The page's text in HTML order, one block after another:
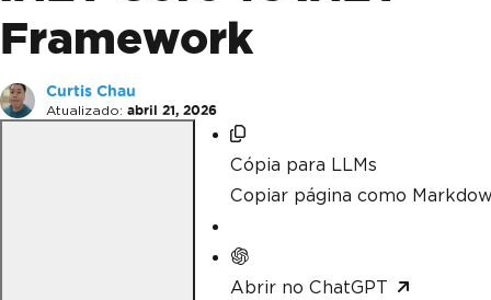
Framework
Curtis Chau
Atualizado: abril 21, 2026
Cópia para LLMs
Copiar página como
Abrir no ChatGPT